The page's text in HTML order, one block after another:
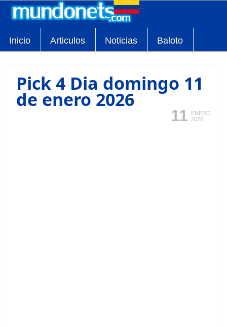
Inicio Articulos Noticias Baloto
Pick 4 Dia domingo 11
de enero 2026
11
ENERO
2026